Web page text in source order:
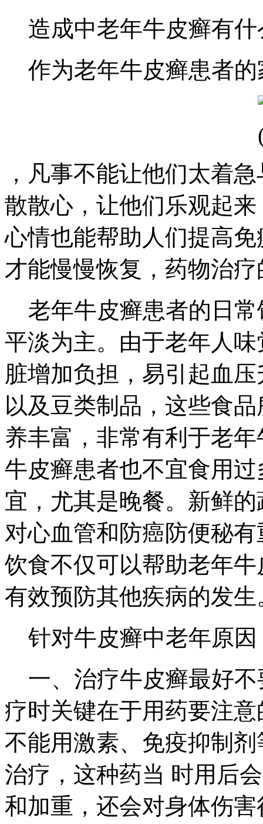
造成中老年牛皮癣有什
作为老年牛皮癣患者的
，凡事不能让他们太着
散散心，让他们乐观起
心情也能帮助人们提高
才能慢慢恢复，药物治
老年牛皮癣患者的日常
平淡为主。由于老年人
脏增加负担，易引起血
以及豆类制品，这些食
养丰富，非常有利于老
牛皮癣患者也不宜食用
宜，尤其是晚餐。新鲜
对心血管和防癌防便秘
饮食不仅可以帮助老年
有效预防其他疾病的发生
针对牛皮癣中老年原因
一、治疗牛皮癣最好不
疗时关键在于用药要注
不能用激素、免疫抑制
治疗，这种药当 时用后
和加重，还会对身体伤